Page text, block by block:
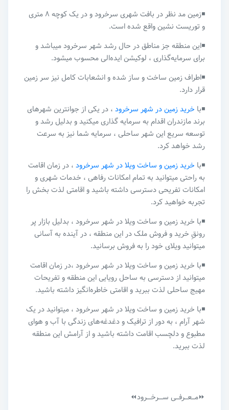
◾️زمین مد نظر در بافت شهری سرخرود و در یک کوچه ۸ متری
و توریست نشین واقع شده است.
◾️این منطقه جز مناطق در حال رشد شهر سرخرود میباشد و
برای سرمایه‌گذاری ، لوکیشن ایده‌الی محسوب میشود.
◾️اطراف زمین ساخت و ساز شده و انشعابات کامل نیز سر زمین
قرار دارد.
◾️با خرید زمین در شهر سرخرود ، در یکی از جوانترین شهرهای
برند مازندران اقدام به سرمایه گذاری میکنید و بدلیل رشد و
توسعه سریع این شهر ساحلی ، سرمایه شما نیز به سرعت
رشد خواهد کرد.
◾️با خرید زمین و ساخت ویلا در شهر سرخرود ، در زمان اقامت
به راحتی میتوانید به تمام امکانات رفاهی ، خدمات شهری و
امکانات تفریحی دسترسی داشته باشید و اقامتی لذت بخش را
تجربه خواهید کرد.
◾️با خرید زمین و ساخت ویلا در شهر سرخرود ، بدلیل بازار پر
رونقِ خرید و فروش ملک در این منطقه ، در آینده به آسانی
میتوانید ویلای خود را به فروش برسانید‌.
◾️با خرید زمین و ساخت ویلا در شهر سرخرود ،در زمان اقامت
میتوانید از دسترسی به ساحل رویایی این منطقه و تفریحات
مهیج ساحلی لذت ببرید و اقامتی خاطره‌انگیز داشته باشید.
◾️با خرید زمین و ساخت ویلا در شهر سرخرود ، میتوانید در یک
شهر آرام ، به دور از ترافیک و دغدغه‌های زندگی با آب و هوای
مطبوع و دلچسب اقامت داشته باشید و از آرامش این منطقه
لذت ببرید‌.
⏩مـــعـــرفـــی ســــرخــــرود⏪